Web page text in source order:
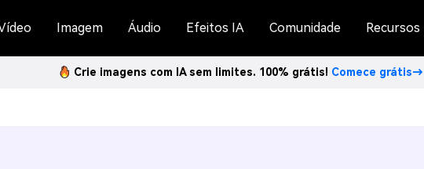
Imagem Áudio Efeitos IA Comunidade Recursos
Crie imagens com IA sem limites. 100% grátis! Comece grátis→